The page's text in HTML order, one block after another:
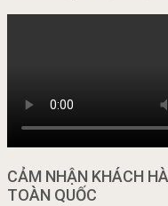
CẢM NHẬN KHÁCH
TOÀN QUỐC